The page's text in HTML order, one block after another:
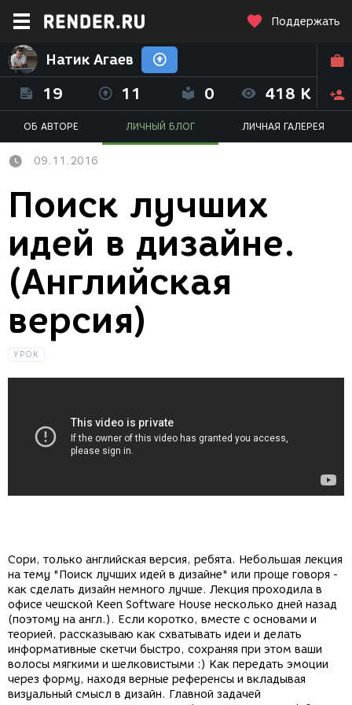
Поддержать
Натик Агаев
19 11 0 418 K
ОБ АВТОРЕ ЛИЧНЫЙ БЛОГ ЛИЧНАЯ ГАЛЕРЕЯ
09.11.2016
Поиск лучших
идей в дизайне.
(Английская
версия)
УРОК
Сори, только английская версия, ребята. Небольшая лекция
на тему "Поиск лучших идей в дизайне" или проще говоря -
как сделать дизайн немного лучше. Лекция проходила в
офисе чешской Keen Software House несколько дней назад
(поэтому на англ.). Если коротко, вместе с основами и
теорией, рассказываю как схватывать идеи и делать
информативные скетчи быстро, сохраняя при этом ваши
волосы мягкими и шелковистыми :) Как передать эмоции
через форму, находя верные референсы и вкладывая
визуальный смысл в дизайн. Главной задачей